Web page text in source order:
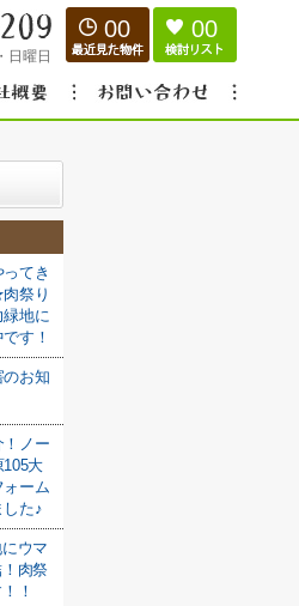
日曜日
00 00
てき
祭り
地に
す！
のお知
！ノー
105大
ォーム
した♪
ウマ
肉祭
！